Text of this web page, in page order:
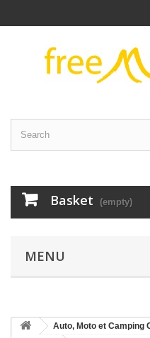
Basket (empty)
MENU
Auto, Moto et Camping